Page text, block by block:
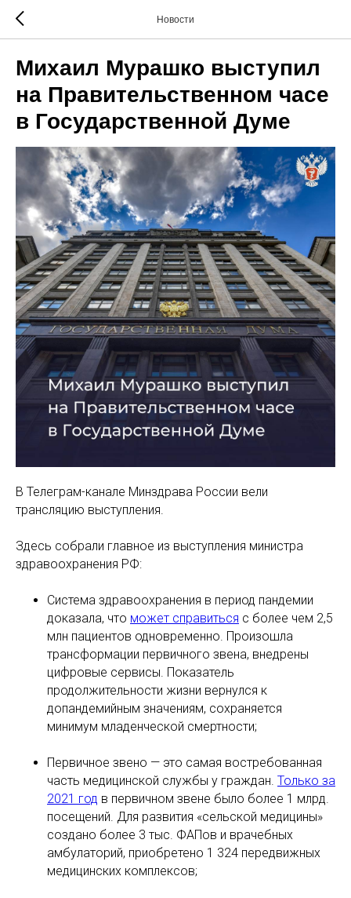
Новости
Михаил Мурашко выступил
на Правительственном часе
в Государственной Думе
В Телеграм-канале Минздрава России вели
трансляцию выступления.
Здесь собрали главное из выступления министра
здравоохранения РФ:
Система здравоохранения в период пандемии
доказала, что может справиться с более чем 2,5
млн пациентов одновременно. Произошла
трансформации первичного звена, внедрены
цифровые сервисы. Показатель
продолжительности жизни вернулся к
допандемийным значениям, сохраняется
минимум младенческой смертности;
Первичное звено — это самая востребованная
часть медицинской службы у граждан. Только за
2021 год в первичном звене было более 1 млрд.
посещений. Для развития «сельской медицины»
создано более 3 тыс. ФАПов и врачебных
амбулаторий, приобретено 1 324 передвижных
медицинских комплексов;